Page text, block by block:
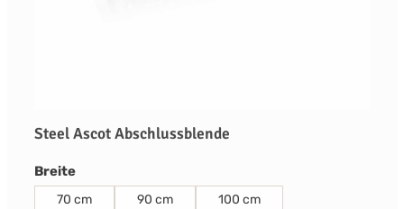
Steel Ascot Abschlussblende
Breiteauswählen
70 cm 90 cm 100 cm